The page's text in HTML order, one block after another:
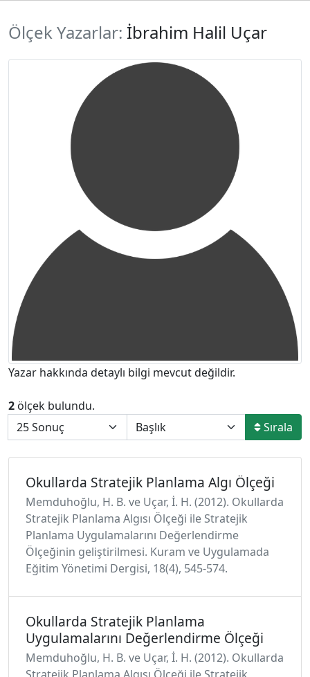
Ölçek Yazarlar: İbrahim Halil Uçar
Yazar hakkında detaylı bilgi mevcut değildir.
2 ölçek bulundu.
Sırala
Okullarda Stratejik Planlama Algı Ölçeği
Memduhoğlu, H. B. ve Uçar, İ. H. (2012). Okullarda
Stratejik Planlama Algısı Ölçeği ile Stratejik
Planlama Uygulamalarını Değerlendirme
Ölçeğinin geliştirilmesi. Kuram ve Uygulamada
Eğitim Yönetimi Dergisi, 18(4), 545-574.
Okullarda Stratejik Planlama
Uygulamalarını Değerlendirme Ölçeği
Memduhoğlu, H. B. ve Uçar, İ. H. (2012). Okullarda